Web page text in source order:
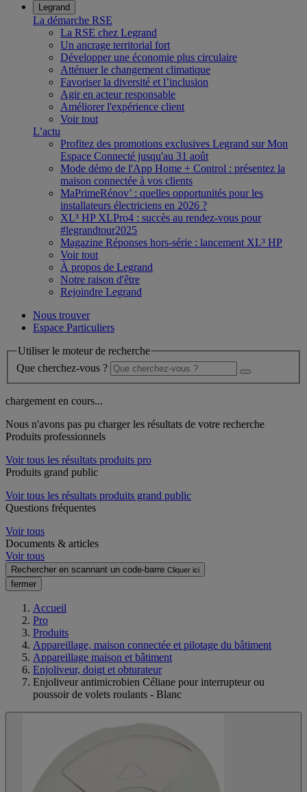
Legrand
La démarche RSE
La RSE chez Legrand
Un ancrage territorial fort
Développer une économie plus circulaire
Atténuer le changement climatique
Favoriser la diversité et l’inclusion
Agir en acteur responsable
Améliorer l'expérience client
Voir tout
L’actu
Profitez des promotions exclusives Legrand sur Mon
Espace Connecté jusqu'au 31 août
Mode démo de l'App Home + Control : présentez la
maison connectée à vos clients
MaPrimeRénov’ : quelles opportunités pour les
installateurs électriciens en 2026 ?
XL³ HP XLPro4 : succès au rendez-vous pour
#legrandtour2025
Magazine Réponses hors-série : lancement XL³ HP
Voir tout
À propos de Legrand
Notre raison d'être
Rejoindre Legrand
Nous trouver
Espace Particuliers
Utiliser le moteur de recherche
Que cherchez-vous ?
chargement en cours...
Nous n'avons pas pu charger les résultats de votre recherche
Produits professionnels
Voir tous les résultats produits pro
Produits grand public
Voir tous les résultats produits grand public
Questions fréquentes
Voir tous
Documents & articles
Voir tous
Rechercher en scannant un code-barre Cliquer ici
fermer
Accueil
Pro
Produits
Appareillage, maison connectée et pilotage du bâtiment
Appareillage maison et bâtiment
Enjoliveur, doigt et obturateur
Enjoliveur antimicrobien Céliane pour interrupteur ou
poussoir de volets roulants - Blanc